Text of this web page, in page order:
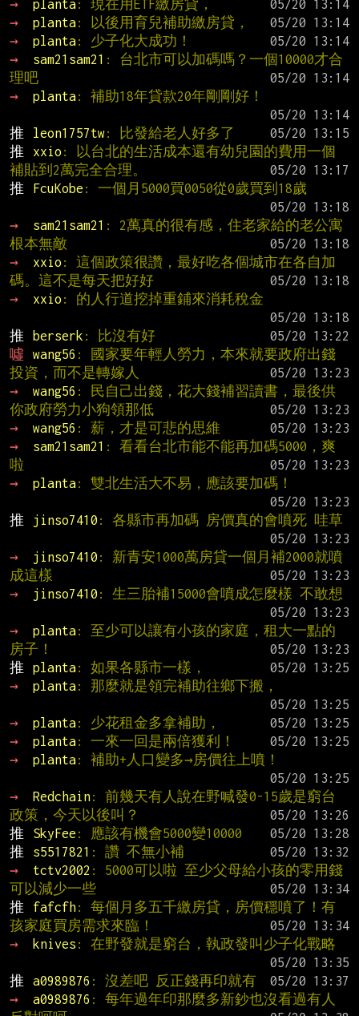
→ planta: 現在用ETF繳房貸，
→
planta: 以後用育兒補助繳房貸，
→
planta: 少子化大成功！
→
sam21sam21 : 台北市可以加碼嗎？一個10000才合
理吧
→
planta: 補助18年貸款20年剛剛好！
推
leon1757tw: 比發給老人好多了
推
xxio : 以台北的生活成本還有幼兒園的費用一個
補貼到2萬完全合理。
推
FcuKobe : 一個月5000買0050從0歲買到18歲
→
sam21sam21 : 2萬真的很有感，住老家給的老公寓
根本無敵
→
xxio : 這個政策很讚，最好吃各個城市在各自加
碼。這不是每天把好好
→
xxio : 的人行道挖掉重鋪來消耗稅金
推
berserk : 比沒有好
噓
wang56 : 國家要年輕人勞力，本來就要政府出錢
投資，而不是轉嫁人
→
wang56 : 民自己出錢，花大錢補習讀書，最後供
你政府勞力小狗領那低
→
wang56 : 薪，才是可悲的思維
→
sam21sam21 : 看看台北市能不能再加碼5000，爽
啦
→
planta: 雙北生活大不易，應該要加碼！
推
jinso7410 : 各縣市再加碼 房價真的會噴死 哇草
→
jinso7410 : 新青安1000萬房貸一個月補2000就噴
成這樣
→
jinso7410 : 生三胎補15000會噴成怎麼樣 不敢想
→
planta: 至少可以讓有小孩的家庭，租大一點的
房子！
推
planta: 如果各縣市一樣，
→
planta: 那麼就是領完補助往鄉下搬，
→
planta: 少花租金多拿補助，
→
planta: 一來一回是兩倍獲利！
→
planta: 補助+人口變多→房價往上噴！
→
Redchain: 前幾天有人說在野喊發0-15歲是窮台
政策，今天以後叫？
推
SkyFee : 應該有機會5000變10000
推
s5517821 : 讚 不無小補
→
tctv2002 : 5000可以啦 至少父母給小孩的零用錢
可以減少一些
推
fafcfh: 每個月多五千繳房貸，房價穩噴了！有
孩家庭買房需求來臨！
→
knives : 在野發就是窮台，執政發叫少子化戰略
推
a0989876 : 沒差吧 反正錢再印就有
→
a0989876 : 每年過年印那麼多新鈔也沒看過有人